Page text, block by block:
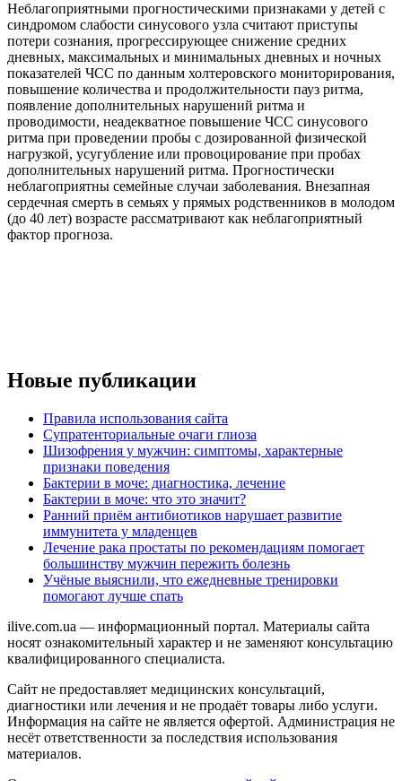
Неблагоприятными прогностическими признаками у детей с
синдромом слабости синусового узла считают приступы
потери сознания, прогрессирующее снижение средних
дневных, максимальных и минимальных дневных и ночных
показателей ЧСС по данным холтеровского мониторирования,
повышение количества и продолжительности пауз ритма,
появление дополнительных нарушений ритма и
проводимости, неадекватное повышение ЧСС синусового
ритма при проведении пробы с дозированной физической
нагрузкой, усугубление или провоцирование при пробах
дополнительных нарушений ритма. Прогностически
неблагоприятны семейные случаи заболевания. Внезапная
сердечная смерть в семьях у прямых родственников в молодом
(до 40 лет) возрасте рассматривают как неблагоприятный
фактор прогноза.
Новые публикации
Правила использования сайта
Супратенториальные очаги глиоза
Шизофрения у мужчин: симптомы, характерные
признаки поведения
Бактерии в моче: диагностика, лечение
Бактерии в моче: что это значит?
Ранний приём антибиотиков нарушает развитие
иммунитета у младенцев
Лечение рака простаты по рекомендациям помогает
большинству мужчин пережить болезнь
Учёные выяснили, что ежедневные тренировки
помогают лучше спать
ilive.com.ua — информационный портал. Материалы сайта
носят ознакомительный характер и не заменяют консультацию
квалифицированного специалиста.
Сайт не предоставляет медицинских консультаций,
диагностики или лечения и не продаёт товары либо услуги.
Информация на сайте не является офертой. Администрация не
несёт ответственности за последствия использования
материалов.